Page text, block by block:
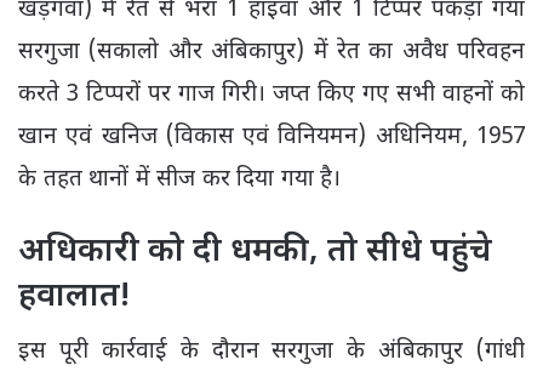
खड़गवां) में रेत से भरा 1 हाइवा और 1 टिप्पर पकड़ा गया
सरगुजा (सकालो और अंबिकापुर) में रेत का अवैध परिवहन
करते 3 टिप्परों पर गाज गिरी। जप्त किए गए सभी वाहनों को
खान एवं खनिज (विकास एवं विनियमन) अधिनियम, 1957
के तहत थानों में सीज कर दिया गया है।
अधिकारी को दी धमकी, तो सीधे पहुंचे
हवालात!
इस पूरी कार्रवाई के दौरान सरगुजा के अंबिकापुर (गांधी